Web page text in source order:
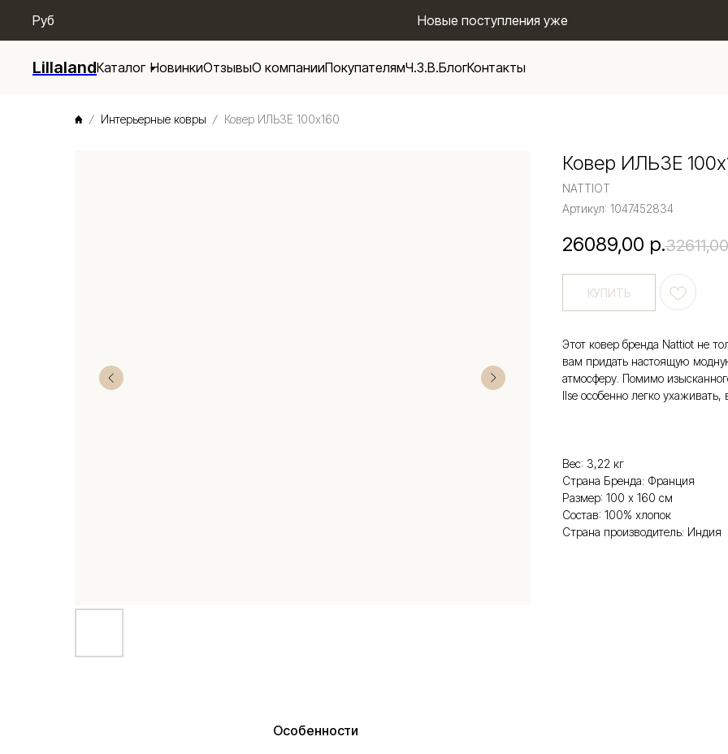
Новые поступления уже на сайте
Руб
LillalandКаталог НовинкиОтзывыО компанииПокупателямЧ.З.В.БлогКонтакты
Интерьерные ковры Ковер ИЛЬЗЕ 100х160
Ковер ИЛЬЗЕ
NATTIOT
Артикул: 1047452834
26089,00 р.32611,00
КУПИТЬ
Этот ковер бренда Nattiot не
вам придать настоящую
атмосферу. Помимо
Ilse особенно легко
Вес: 3,22 кг
Страна Бренда: Франция
Размер: 100 х 160 см
Состав: 100% хлопок
Страна производитель: Индия
Особенности